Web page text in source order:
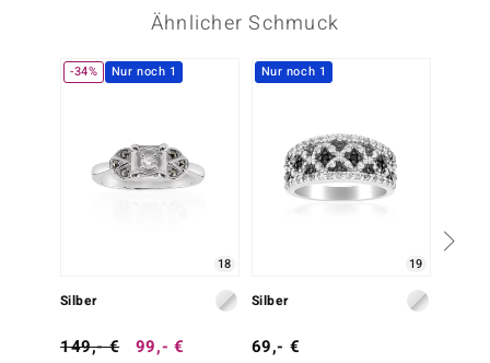
BY DE MELO
Ähnlicher Schmuck
-34% Nur noch 1
18
Silber
149,- € 99,- €
Nur noch 1
19
Silber
69,- €